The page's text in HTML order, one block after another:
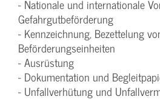
- Nationale und internationale
Gefahrgutbeförderung
- Kennzeichnung, Bezettelung
Beförderungseinheiten
- Ausrüstung
- Dokumentation und
- Unfallverhütung und